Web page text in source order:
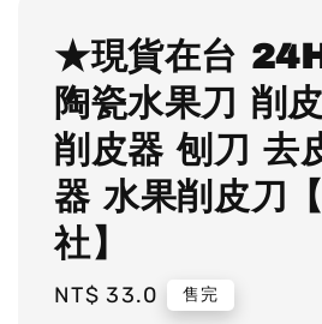
★現貨在台
陶瓷水果刀 削
削皮器 刨刀 去
器 水果削皮刀
社】
Regular
NT$ 33.0 售完